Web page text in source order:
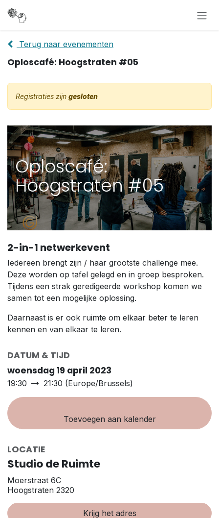
Terug naar evenementen
Oploscafé: Hoogstraten #05
Registraties zijn gesloten
Oploscafé:
Hoogstraten #05
2-in-1 netwerkevent
Iedereen brengt zijn / haar grootste challenge mee.
Deze worden op tafel gelegd en in groep besproken.
Tijdens een strak geredigeerde workshop komen we
samen tot een mogelijke oplossing.
Daarnaast is er ook ruimte om elkaar beter te leren
kennen en van elkaar te leren.
DATUM & TIJD
woensdag 19 april 2023
19:30 21:30 (Europe/Brussels)
Toevoegen aan kalender
LOCATIE
Studio de Ruimte
Moerstraat 6C
Hoogstraten 2320
Krijg het adres